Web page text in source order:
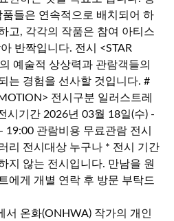
서 온화(ONHWA) 작가의 개인